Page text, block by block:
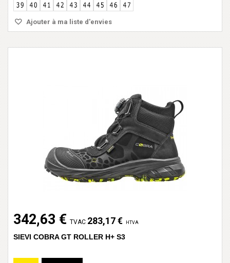
Ajouter à ma liste d'envies
342,63 € TVAC 283,17 € HTVA
SIEVI COBRA GT ROLLER H+ S3